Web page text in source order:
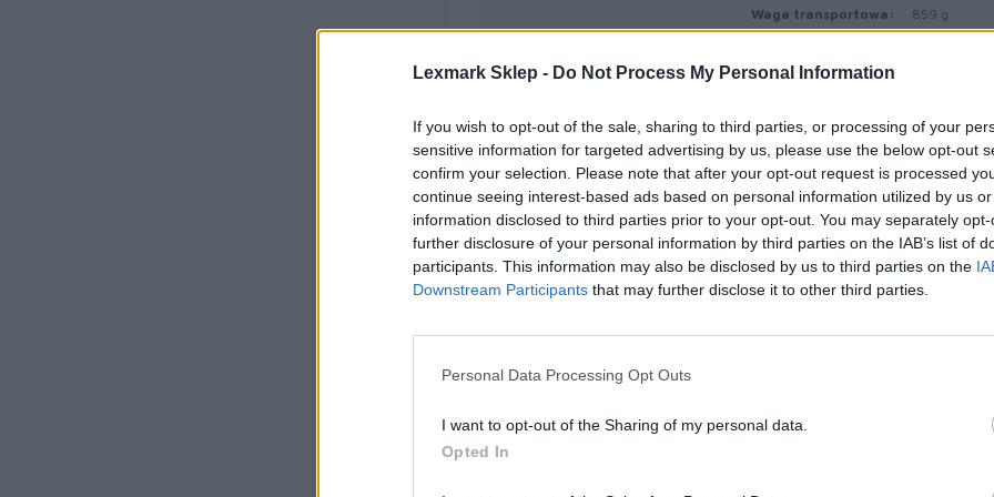
Lexmark Sklep - Do Not Process My Personal Information
If you wish to opt-out of the sale, sharing to third parties, or processing of your
sensitive information for targeted advertising by us, please use the below opt-out
confirm your selection. Please note that after your opt-out request is processed
continue seeing interest-based ads based on personal information utilized by us
information disclosed to third parties prior to your opt-out. You may separately
further disclosure of your personal information by third parties on the IAB’s list of
participants. This information may also be disclosed by us to third parties on the
Downstream Participants that may further disclose it to other third parties.
Personal Data Processing Opt Outs
I want to opt-out of the Sharing of my personal data.
Opted In
Waga transportowa: 859 g
Technologia druku: Laserowa
Kolor: Cyjan
Ilość w komplecie: 1 szt.
Własności kasety tonera: Toner Unison
Uzysk: Do 1500 stron
Gwarancja producenta
Informacja o
Lexmark